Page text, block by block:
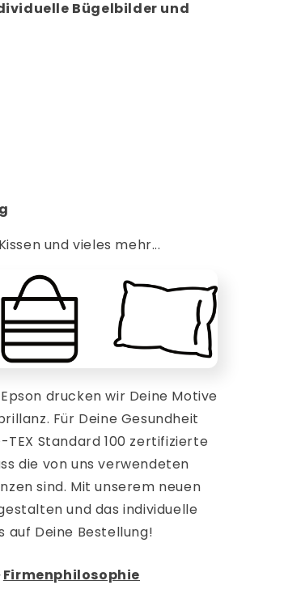
Bügelbilder und
und vieles mehr...
drucken wir Deine Motive
Für Deine Gesundheit
Standard 100 zertifizierte
die von uns verwendeten
sind. Mit unserem neuen
und das individuelle
auf Deine Bestellung!
Firmenphilosophie